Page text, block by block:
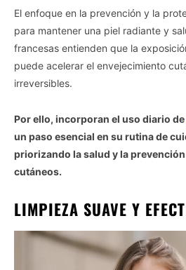
El enfoque en la prevención y la
para mantener una piel radiante y
francesas entienden que la
puede acelerar el envejecimiento
irreversibles.
Por ello, incorporan el uso diario de
un paso esencial en su rutina de
priorizando la salud y la
cutáneos.
LIMPIEZA SUAVE Y